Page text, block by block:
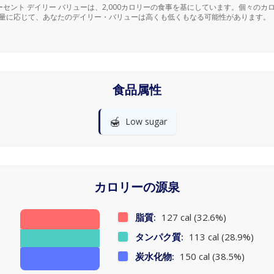
ント デイリー バリューは、2,000カロリーの食事を基にしています。個々のカ
に応じて、あなたのデイリー・バリューは高くも低くもなる可能性があります。
食品属性
🍯 Low sugar
カロリーの源泉
脂質: 127 cal (32.6%)
タンパク質: 113 cal (28.9%)
炭水化物: 150 cal (38.5%)